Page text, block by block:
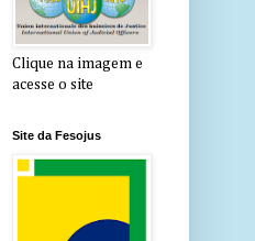
Clique na imagem e
acesse o site
Site da Fesojus